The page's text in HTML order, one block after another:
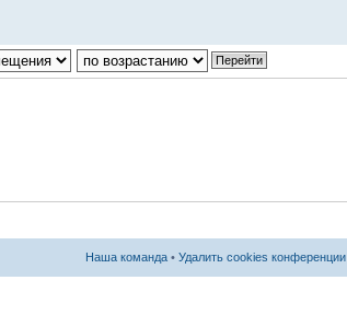
Наша команда • Удалить cookies конференции